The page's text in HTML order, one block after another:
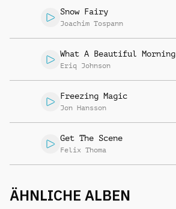
Snow Fairy
Joachim Tospann
What A Beautiful Morning
Eriq Johnson
Freezing Magic
Jon Hansson
Get The Scene
Felix Thoma
ÄHNLICHE ALBEN